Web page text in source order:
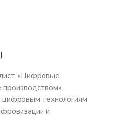
«Цифровые
производством».
цифровым технологиям
и